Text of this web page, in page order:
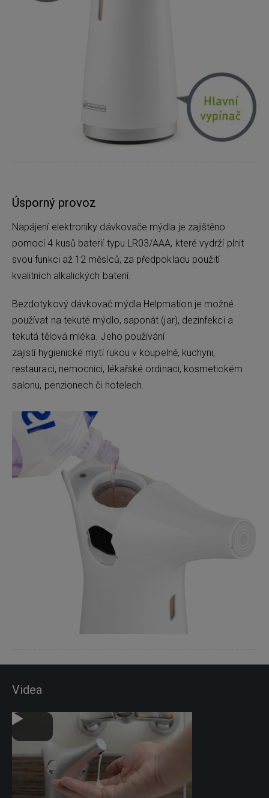
Úsporný provoz
Napájení elektroniky dávkovače mýdla je zajištěno
pomocí 4 kusů baterií typu LR03/AAA, které vydrží plnit
svou funkci až 12 měsíců, za předpokladu použití
kvalitních alkalických baterií.
Bezdotykový dávkovač mýdla Helpmation je možné
používat na tekuté mýdlo, saponát (jar), dezinfekci a
tekutá tělová mléka. Jeho používání
zajistí hygienické mytí rukou v koupelně, kuchyni,
restauraci, nemocnici, lékařské ordinaci, kosmetickém
salonu, penzionech či hotelech.
Videa